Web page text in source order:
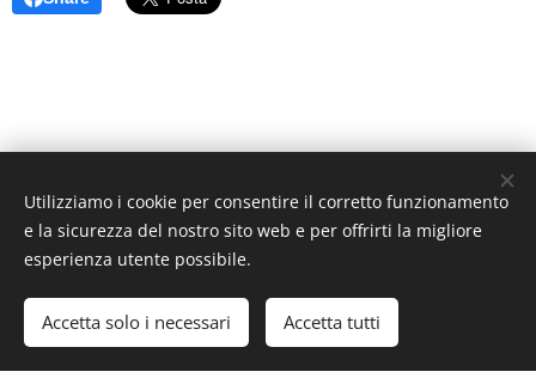
Unione Superiori Generali - Via dei Penitenzieri 19 -00193 ROMA
Cookies
Lingue
Italiano
English Français Español
Utilizziamo i cookie per consentire il corretto funzionamento
e la sicurezza del nostro sito web e per offrirti la migliore
esperienza utente possibile.
Accetta solo i necessari Accetta tutti